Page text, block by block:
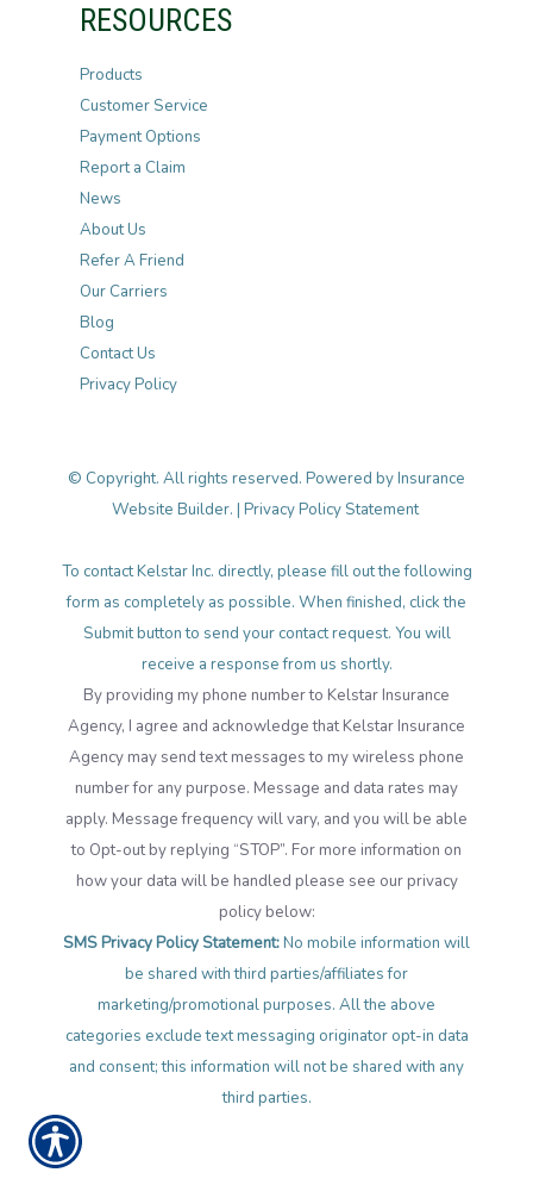
RESOURCES
Products
Customer Service
Payment Options
Report a Claim
News
About Us
Refer A Friend
Our Carriers
Blog
Contact Us
Privacy Policy
© Copyright. All rights reserved. Powered byInsurance
Website Builder. | Privacy Policy Statement
To contact Kelstar Inc. directly, please fill out the following
form as completely as possible. When finished, click the
Submit button to send your contact request. You will
receive a response from us shortly.
By providing my phone number to Kelstar Insurance
Agency, I agree and acknowledge that Kelstar Insurance
Agency may send text messages to my wireless phone
number for any purpose. Message and data rates may
apply. Message frequency will vary, and you will be able
to Opt-out by replying “STOP”. For more information on
how your data will be handled please see our privacy
policy below:
SMS Privacy Policy Statement:No mobile information will
be shared with third parties/affiliates for
marketing/promotional purposes. All the above
categories exclude text messaging originator opt-in data
and consent; this information will not be shared with any
third parties.